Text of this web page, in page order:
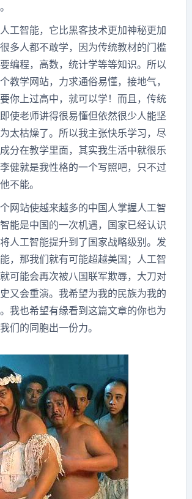
工智能，它比黑客技术更加神秘更加
多人都不敢学，因为传统教材的门槛
程，高数，统计学等等知识。所以
教学网站，力求通俗易懂，接地气，
你上过高中，就可以学！而且，传统
使老师讲得很易懂但依然很少人能坚
太枯燥了。所以我主张快乐学习，尽
分在教学里面，其实我生活中就很乐
健就是我性格的一个写照吧，只不过
不能。
网站使越来越多的中国人掌握人工智
能是中国的一次机遇，国家已经认识
人工智能提升到了国家战略级别。发
，那我们就有可能超越美国；人工智
可能会再次被八国联军欺辱，大刀对
又会重演。我希望为我的民族为我的
我也希望有缘看到这篇文章的你也为
们的同胞出一份力。